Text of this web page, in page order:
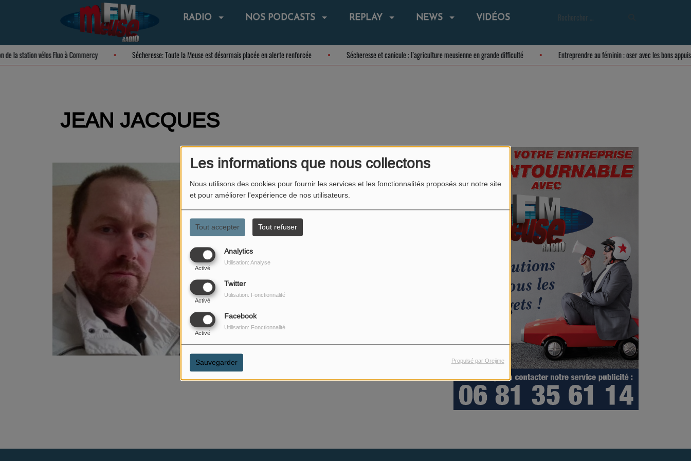
Les informations que nous collectons
Nous utilisons des cookies pour fournir les services et les fonctionnalités proposés sur notre site
et pour améliorer l'expérience de nos utilisateurs.
Tout accepter Tout refuser
Analytics
Activé
Utilisation: Analyse
Twitter
Activé
Utilisation: Fonctionnalité
Facebook
Activé
Utilisation: Fonctionnalité
Sauvegarder Propulsé par Orejime
RADIO NOS PODCASTS REPLAY NEWS VIDÉOS
de la station vélos Fluo à Commercy Sécheresse: Toute la Meuse est désormais placée en alerte renforcée Sécheresse et canicule : l’agriculture meusienne en grande difficulté Entreprendre au féminin : oser avec les bons
JEAN JACQUES
KILLS MIX
JJ VOUS REMIX VOS TUBES DU MOMENT UNE EXCLU MEUSE
FM
tout les vendredi et samdi à partir de 23h00